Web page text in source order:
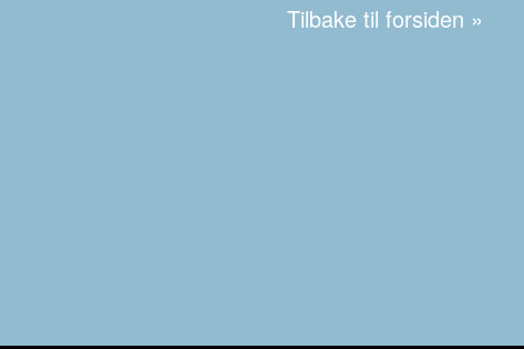
Tilbake til forsiden »